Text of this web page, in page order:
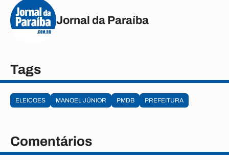
Jornal da Paraíba
Tags
ELEICOES MANOEL JÚNIOR PMDB PREFEITURA
Comentários